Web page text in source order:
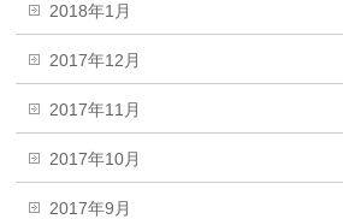
2018年1月
2017年12月
2017年11月
2017年10月
2017年9月